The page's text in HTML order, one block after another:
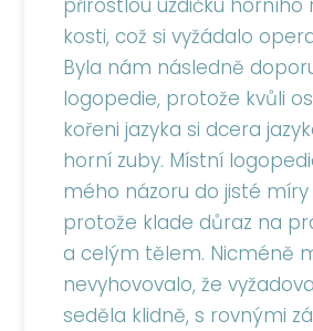
přirostlou uzdičku horního
kosti, což si vyžádalo
Byla nám následně
logopedie, protože kvůli
kořeni jazyka si dcera
horní zuby. Místní
mého názoru do jisté
protože klade důraz na
a celým tělem. Nicméně
nevyhovovalo, že
seděla klidně, s rovnými